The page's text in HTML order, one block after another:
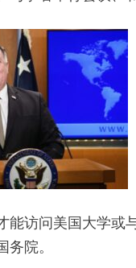
访问美国大学或
院。